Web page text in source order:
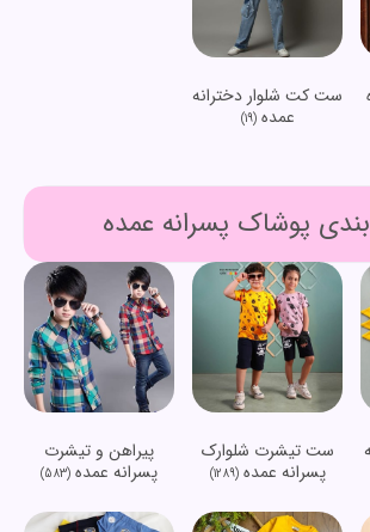
ست کت شلوار دخترانه
عمده(19)
پوشاک پسرانه عمده
ست تیشرت شلوارک
پسرانه عمده(1289)
پیراهن و تیشرت
پسرانه عمده (583)